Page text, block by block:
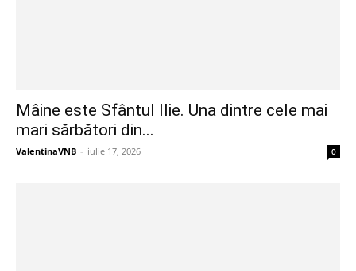
Mâine este Sfântul Ilie. Una dintre cele mai
mari sărbători din...
ValentinaVNB - iulie 17, 2026 0